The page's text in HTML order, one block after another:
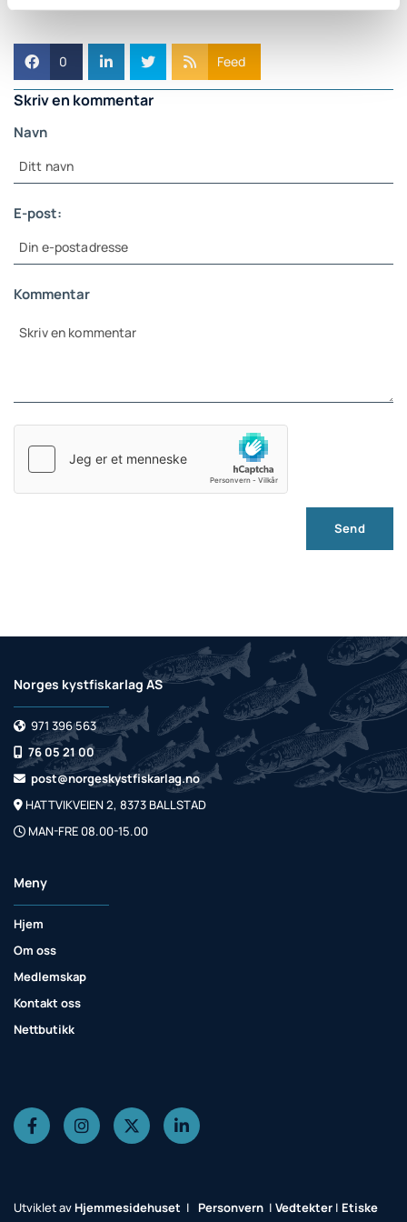
0 Feed
Skriv en kommentar
Navn
E-post:
Kommentar
Norges kystfiskarlag AS
 971 396 563
 76 05 21 00
 post@norgeskystfiskarlag.no
 HATTVIKVEIEN 2, 8373 BALLSTAD
 MAN-FRE 08.00-15.00
Meny
Hjem
Om oss
Medlemskap
Kontakt oss
Nettbutikk
Utviklet av Hjemmesidehuset | Personvern | Vedtekter | Etiske